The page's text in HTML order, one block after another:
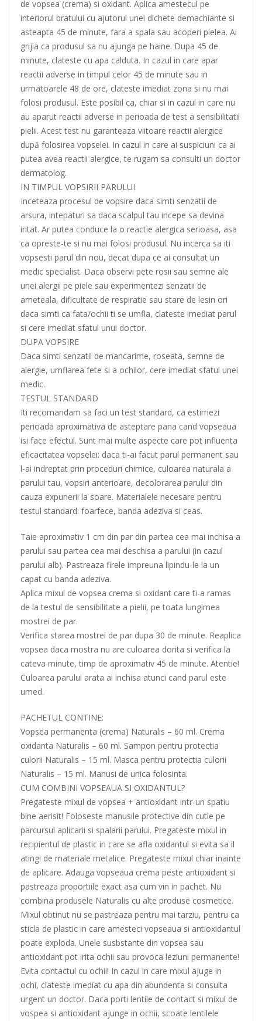
de vopsea (crema) si oxidant. Aplica amestecul pe
interiorul bratului cu ajutorul unei dichete demachiante si
asteapta 45 de minute, fara a spala sau acoperi pielea. Ai
grijia ca produsul sa nu ajunga pe haine. Dupa 45 de
minute, clateste cu apa calduta. In cazul in care apar
reactii adverse in timpul celor 45 de minute sau in
urmatoarele 48 de ore, clateste imediat zona si nu mai
folosi produsul. Este posibil ca, chiar si in cazul in care nu
au aparut reactii adverse in perioada de test a sensibilitatii
pielii. Acest test nu garanteaza viitoare reactii alergice
după folosirea vopselei. In cazul in care ai suspiciuni ca ai
putea avea reactii alergice, te rugam sa consulti un doctor
dermatolog.
IN TIMPUL VOPSIRII PARULUI
Inceteaza procesul de vopsire daca simti senzatii de
arsura, intepaturi sa daca scalpul tau incepe sa devina
iritat. Ar putea conduce la o reactie alergica serioasa, asa
ca opreste-te si nu mai folosi produsul. Nu incerca sa iti
vopsesti parul din nou, decat dupa ce ai consultat un
medic specialist. Daca observi pete rosii sau semne ale
unei alergii pe piele sau experimentezi senzatii de
ameteala, dificultate de respiratie sau stare de lesin ori
daca simti ca fata/ochii ti se umfla, clateste imediat parul
si cere imediat sfatul unui doctor.
DUPA VOPSIRE
Daca simti senzatii de mancarime, roseata, semne de
alergie, umflarea fete si a ochilor, cere imediat sfatul unei
medic.
TESTUL STANDARD
Iti recomandam sa faci un test standard, ca estimezi
perioada aproximativa de asteptare pana cand vopseaua
isi face efectul. Sunt mai multe aspecte care pot influenta
eficacitatea vopselei: daca ti-ai facut parul permanent sau
l-ai indreptat prin proceduri chimice, culoarea naturala a
parului tau, vopsiri anterioare, decolorarea parului din
cauza expunerii la soare. Materialele necesare pentru
testul standard: foarfece, banda adeziva si ceas.
Taie aproximativ 1 cm din par din partea cea mai inchisa a
parului sau partea cea mai deschisa a parului (in cazul
parului alb). Pastreaza firele impreuna lipindu-le la un
capat cu banda adeziva.
Aplica mixul de vopsea crema si oxidant care ti-a ramas
de la testul de sensibilitate a pielii, pe toata lungimea
mostrei de par.
Verifica starea mostrei de par dupa 30 de minute. Reaplica
vopsea daca mostra nu are culoarea dorita si verifica la
cateva minute, timp de aproximativ 45 de minute. Atentie!
Culoarea parului arata ai inchisa atunci cand parul este
umed.
PACHETUL CONTINE:
Vopsea permanenta (crema) Naturalis – 60 ml. Crema
oxidanta Naturalis – 60 ml. Sampon pentru protectia
culorii Naturalis – 15 ml. Masca pentru protectia culorii
Naturalis – 15 ml. Manusi de unica folosinta.
CUM COMBINI VOPSEAUA SI OXIDANTUL?
Pregateste mixul de vopsea + antioxidant intr-un spatiu
bine aerisit! Foloseste manusile protective din cutie pe
parcursul aplicarii si spalarii parului. Pregateste mixul in
recipientul de plastic in care se afla oxidantul si evita sa il
atingi de materiale metalice. Pregateste mixul chiar inainte
de aplicare. Adauga vopseaua crema peste antioxidant si
pastreaza proportiile exact asa cum vin in pachet. Nu
combina produsele Naturalis cu alte produse cosmetice.
Mixul obtinut nu se pastreaza pentru mai tarziu, pentru ca
sticla de plastic in care amesteci vopseaua si antioxidantul
poate exploda. Unele susbstante din vopsea sau
antioxidant pot irita ochii sau provoca leziuni permanente!
Evita contactul cu ochii! In cazul in care mixul ajuge in
ochi, clateste imediat cu apa din abundenta si consulta
urgent un doctor. Daca porti lentile de contact si mixul de
vospea si antioxidant ajunge in ochii, scoate lentilele